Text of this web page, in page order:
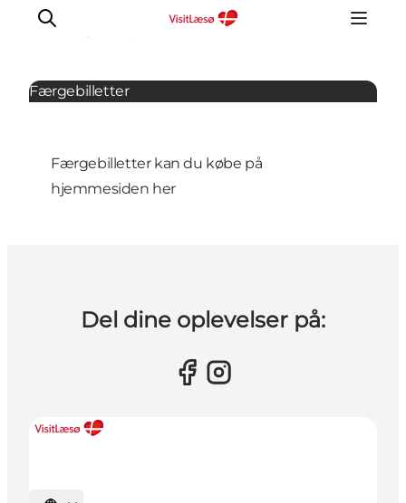
Offentlig transport
Færgebilletter
Færgebilletter kan du købe på
hjemmesiden her
Del dine oplevelser på: